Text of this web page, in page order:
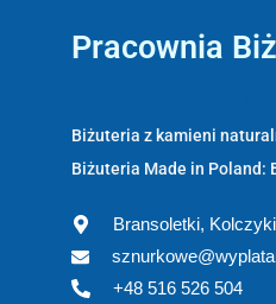
Pracownia
Biżuteria z kamieni
Biżuteria Made in Poland:
Bransoletki,
+48 516 526 504